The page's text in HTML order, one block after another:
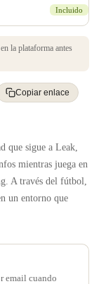
Incluido
la plataforma antes
Copiar enlace
que sigue a Leak,
mientras juega en
A través del fútbol,
un entorno que
email cuando